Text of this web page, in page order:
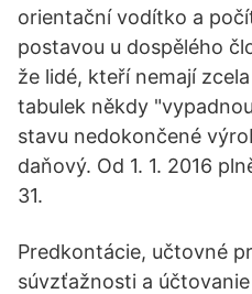
orientační vodítko a
postavou u dospělého
že lidé, kteří nemají
tabulek někdy
stavu nedokončené
daňový. Od 1. 1. 2016
31.
Predkontácie, učtovné
súvzťažnosti a